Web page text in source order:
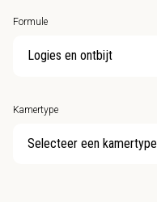
Formule
Kamertype
Selecteer een kamertype